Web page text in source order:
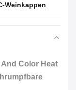
Weinkappen
Color Heat